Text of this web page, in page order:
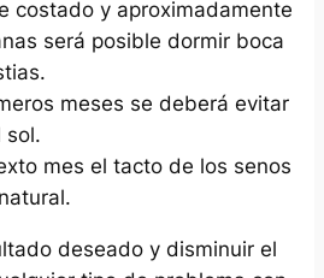
costado y aproximadamente
será posible dormir boca
meses se deberá evitar
sol.
mes el tacto de los senos
deseado y disminuir el